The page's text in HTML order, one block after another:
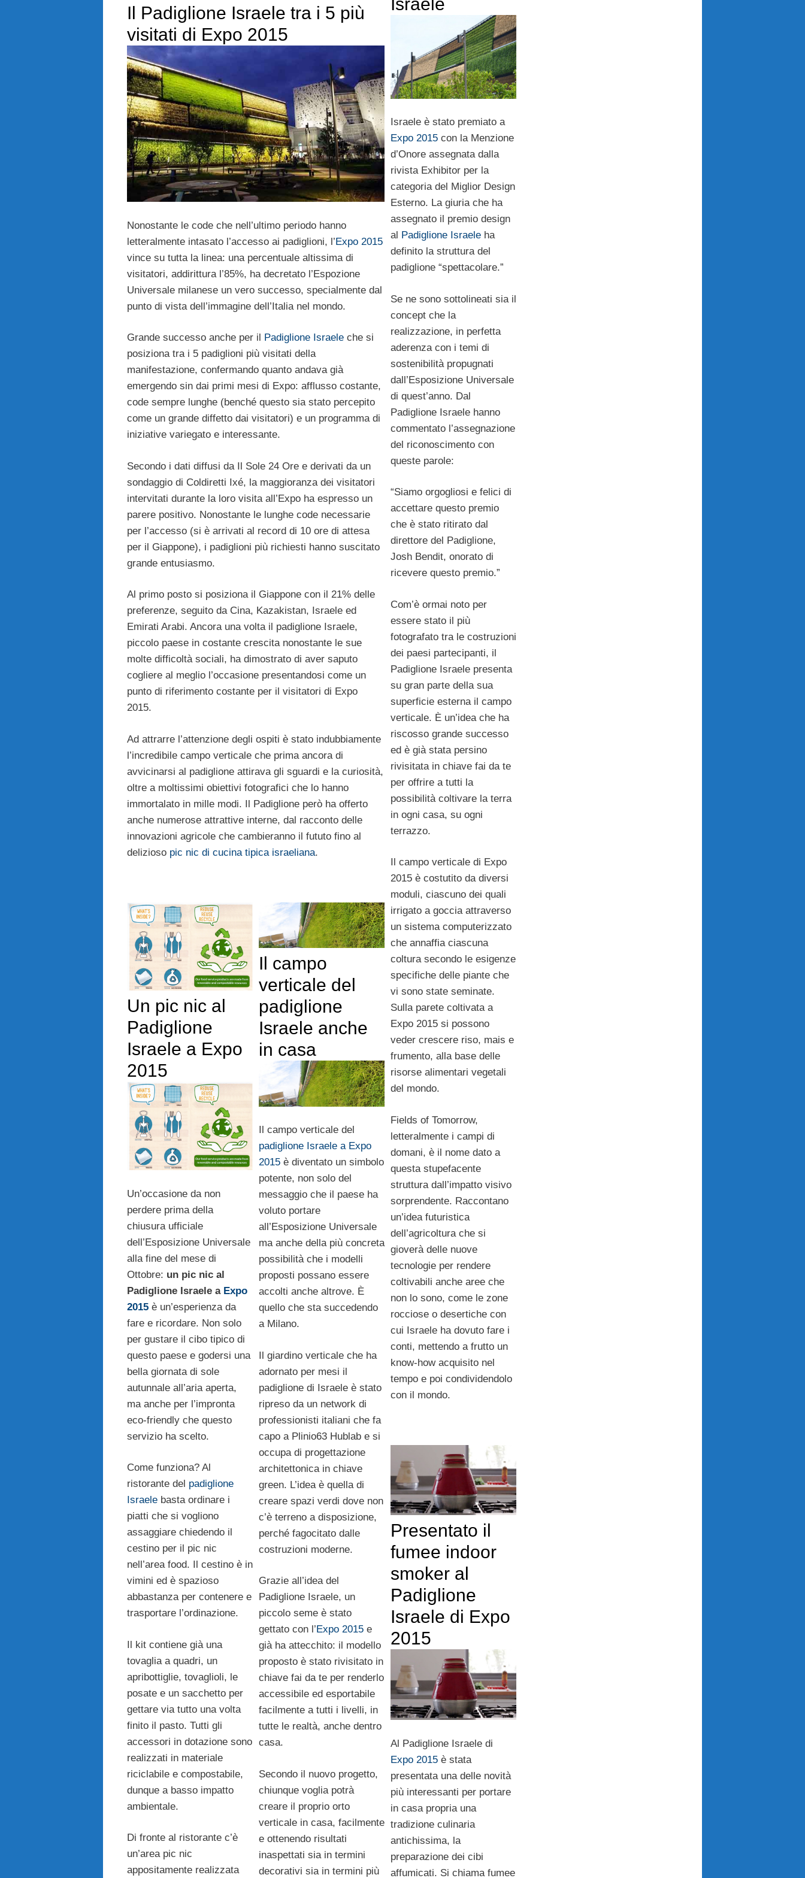
Il Padiglione Israele tra i 5 più
visitati di Expo 2015
Nonostante le code che nell’ultimo periodo hanno
letteralmente intasato l’accesso ai padiglioni, l’Expo 2015
vince su tutta la linea: una percentuale altissima di
visitatori, addirittura l’85%, ha decretato l’Espozione
Universale milanese un vero successo, specialmente dal
punto di vista dell’immagine dell’Italia nel mondo.
Grande successo anche per il Padiglione Israele che si
posiziona tra i 5 padiglioni più visitati della
manifestazione, confermando quanto andava già
emergendo sin dai primi mesi di Expo: afflusso costante,
code sempre lunghe (benché questo sia stato percepito
come un grande diffetto dai visitatori) e un programma di
iniziative variegato e interessante.
Secondo i dati diffusi da Il Sole 24 Ore e derivati da un
sondaggio di Coldiretti Ixé, la maggioranza dei visitatori
intervitati durante la loro visita all’Expo ha espresso un
parere positivo. Nonostante le lunghe code necessarie
per l’accesso (si è arrivati al record di 10 ore di attesa
per il Giappone), i padiglioni più richiesti hanno suscitato
grande entusiasmo.
Al primo posto si posiziona il Giappone con il 21% delle
preferenze, seguito da Cina, Kazakistan, Israele ed
Emirati Arabi. Ancora una volta il padiglione Israele,
piccolo paese in costante crescita nonostante le sue
molte difficoltà sociali, ha dimostrato di aver saputo
cogliere al meglio l’occasione presentandosi come un
punto di riferimento costante per il visitatori di Expo
2015.
Ad attrarre l’attenzione degli ospiti è stato indubbiamente
l’incredibile campo verticale che prima ancora di
avvicinarsi al padiglione attirava gli sguardi e la curiosità,
oltre a moltissimi obiettivi fotografici che lo hanno
immortalato in mille modi. Il Padiglione però ha offerto
anche numerose attrattive interne, dal racconto delle
innovazioni agricole che cambieranno il fututo fino al
delizioso pic nic di cucina tipica israeliana.
Israele
Israele è stato premiato a
Expo 2015con la Menzione
d’Onore assegnata dalla
rivista Exhibitor per la
categoria del Miglior Design
Esterno. La giuria che ha
assegnato il premio design
al Padiglione Israeleha
definito la struttura del
padiglione “spettacolare.”
Se ne sono sottolineati sia il
concept che la
realizzazione, in perfetta
aderenza con i temi di
sostenibilità propugnati
dall’Esposizione Universale
di quest’anno. Dal
Padiglione Israele hanno
commentato l’assegnazione
del riconoscimento con
queste parole:
“Siamo orgogliosi e felici di
accettare questo premio
che è stato ritirato dal
direttore del Padiglione,
Josh Bendit, onorato di
ricevere questo premio.”
Com’è ormai noto per
essere stato il più
fotografato tra le costruzioni
dei paesi partecipanti, il
Padiglione Israele presenta
su gran parte della sua
superficie esterna il campo
verticale. È un’idea che ha
riscosso grande successo
ed è già stata persino
rivisitata in chiave fai da te
per offrire a tutti la
possibilità coltivare la terra
in ogni casa, su ogni
terrazzo.
Il campo verticale di Expo
2015 è costutito da diversi
moduli, ciascuno dei quali
irrigato a goccia attraverso
un sistema computerizzato
che annaffia ciascuna
coltura secondo le esigenze
specifiche delle piante che
vi sono state seminate.
Sulla parete coltivata a
Expo 2015 si possono
veder crescere riso, mais e
frumento, alla base delle
risorse alimentari vegetali
del mondo.
Fields of Tomorrow,
letteralmente i campi di
domani, è il nome dato a
questa stupefacente
struttura dall’impatto visivo
sorprendente. Raccontano
un’idea futuristica
dell’agricoltura che si
gioverà delle nuove
tecnologie per rendere
coltivabili anche aree che
non lo sono, come le zone
rocciose o desertiche con
cui Israele ha dovuto fare i
conti, mettendo a frutto un
know-how acquisito nel
tempo e poi condividendolo
con il mondo.
Un pic nic al
Padiglione
Israele a Expo
2015
Un’occasione da non
perdere prima della
chiusura ufficiale
dell’Esposizione Universale
alla fine del mese di
Ottobre: un pic nic al
Padiglione Israele a Expo
2015 è un’esperienza da
fare e ricordare. Non solo
per gustare il cibo tipico di
questo paese e godersi una
bella giornata di sole
autunnale all’aria aperta,
ma anche per l’impronta
eco-friendly che questo
servizio ha scelto.
Come funziona? Al
ristorante del padiglione
Israele basta ordinare i
piatti che si vogliono
assaggiare chiedendo il
cestino per il pic nic
nell’area food. Il cestino è in
vimini ed è spazioso
abbastanza per contenere e
trasportare l’ordinazione.
Il kit contiene già una
tovaglia a quadri, un
apribottiglie, tovaglioli, le
posate e un sacchetto per
gettare via tutto una volta
finito il pasto. Tutti gli
accessori in dotazione sono
realizzati in materiale
riciclabile e compostabile,
dunque a basso impatto
ambientale.
Di fronte al ristorante c’è
un’area pic nic
appositamente realizzata
Il campo
verticale del
padiglione
Israele anche
in casa
Il campo verticale del
padiglione Israele a Expo
2015è diventato un simbolo
potente, non solo del
messaggio che il paese ha
voluto portare
all’Esposizione Universale
ma anche della più concreta
possibilità che i modelli
proposti possano essere
accolti anche altrove. È
quello che sta succedendo
a Milano.
Il giardino verticale che ha
adornato per mesi il
padiglione di Israele è stato
ripreso da un network di
professionisti italiani che fa
capo a Plinio63 Hublab e si
occupa di progettazione
architettonica in chiave
green. L’idea è quella di
creare spazi verdi dove non
c’è terreno a disposizione,
perché fagocitato dalle
costruzioni moderne.
Grazie all’idea del
Padiglione Israele, un
piccolo seme è stato
gettato con l’ Expo 2015e
già ha attecchito: il modello
proposto è stato rivisitato in
chiave fai da te per renderlo
accessibile ed esportabile
facilmente a tutti i livelli, in
tutte le realtà, anche dentro
casa.
Secondo il nuovo progetto,
chiunque voglia potrà
creare il proprio orto
verticale in casa, facilmente
e ottenendo risultati
inaspettati sia in termini
decorativi sia in termini più
Presentato il
fumee indoor
smoker al
Padiglione
Israele di Expo
2015
Al Padiglione Israele di
Expo 2015è stata
presentata una delle novità
più interessanti per portare
in casa propria una
tradizione culinaria
antichissima, la
preparazione dei cibi
affumicati. Si chiama fumee